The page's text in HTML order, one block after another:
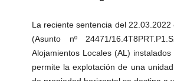
La reciente sentencia del
(Asunto nº 24471/
Alojamientos Locales (AL)
permite la explotación de una